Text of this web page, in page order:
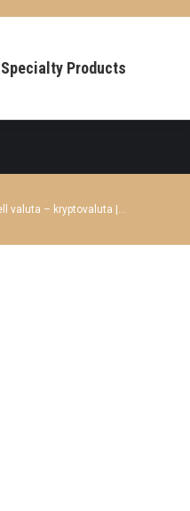
Specialty Products
valuta – kryptovaluta |…